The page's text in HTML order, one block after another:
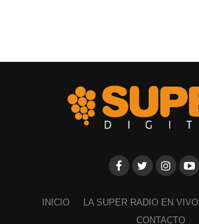
INICIO LA SUPER RADIO EN VIVO
CONTACTO